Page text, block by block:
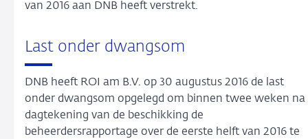
van 2016 aan DNB heeft verstrekt.
Last onder dwangsom
DNB heeft ROI am B.V. op 30 augustus 2016 de last
onder dwangsom opgelegd om binnen twee weken na
dagtekening van de beschikking de
beheerdersrapportage over de eerste helft van 2016 te